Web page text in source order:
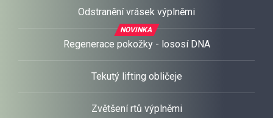
Odstranění vrásek výplněmi
Regenerace pokožky - lososí DNA
NOVINKA
Tekutý lifting obličeje
Zvětšení rtů výplněmi